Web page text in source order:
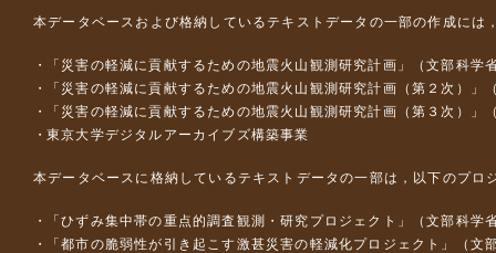
本データベースおよび格納しているテキストデータの一部の作成には
「災害の軽減に貢献するための地震火山観測研究計画」（文部科学
「災害の軽減に貢献するための地震火山観測研究計画（第２次）」
「災害の軽減に貢献するための地震火山観測研究計画（第３次）」
東京大学デジタルアーカイブズ構築事業
本データベースに格納しているテキストデータの一部は，以下のプロ
「ひずみ集中帯の重点的調査観測・研究プロジェクト」（文部科
「都市の脆弱性が引き起こす激甚災害の軽減化プロジェクト」（